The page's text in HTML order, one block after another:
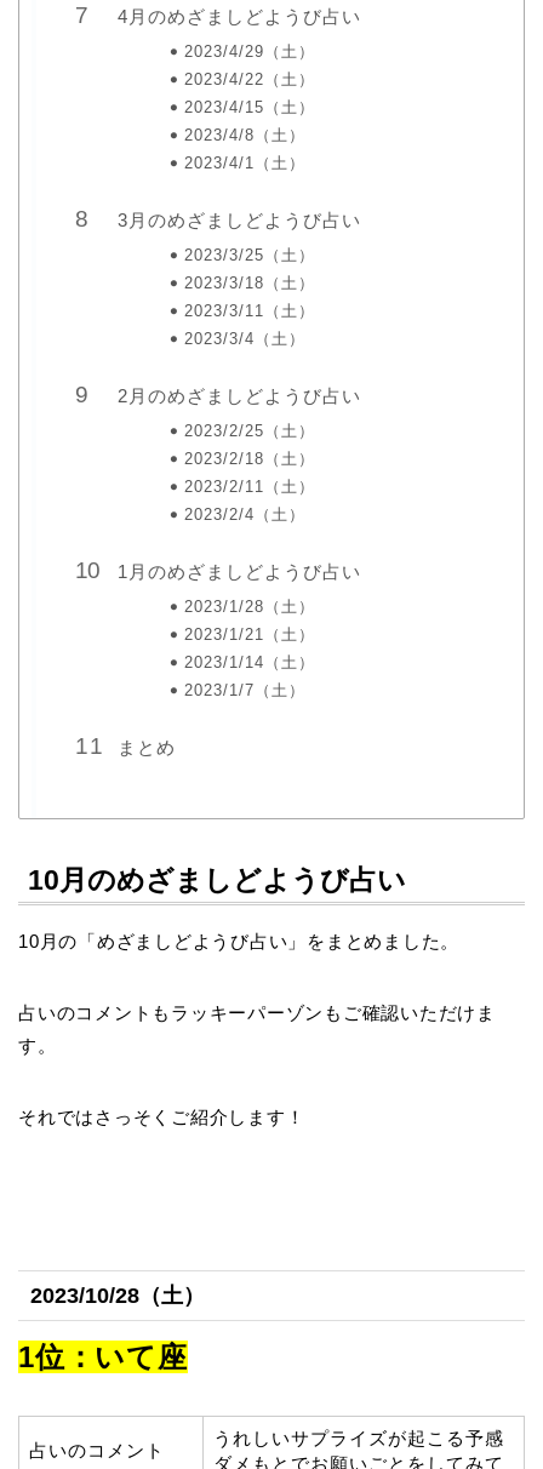
4月のめざましどようび占い
2023/4/29（土）
2023/4/22（土）
2023/4/15（土）
2023/4/8（土）
2023/4/1（土）
3月のめざましどようび占い
2023/3/25（土）
2023/3/18（土）
2023/3/11（土）
2023/3/4（土）
2月のめざましどようび占い
2023/2/25（土）
2023/2/18（土）
2023/2/11（土）
2023/2/4（土）
1月のめざましどようび占い
2023/1/28（土）
2023/1/21（土）
2023/1/14（土）
2023/1/7（土）
まとめ
10月のめざましどようび占い
10月の「めざましどようび占い」をまとめました。
占いのコメントもラッキーパーゾンもご確認いただけま
す。
それではさっそくご紹介します！
2023/10/28（土）
1位：いて座
占いのコメント
うれしいサプライズが起こる予感
ダメもとでお願いごとをしてみて